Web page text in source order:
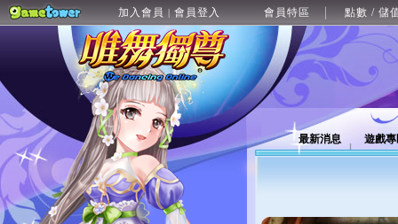
加入會員 | 會員登入 會員特區 點數 / 儲
最新消息 遊戲